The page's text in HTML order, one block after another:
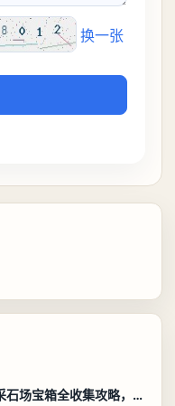
换一张
明日方舟终末地阿伯莉采石场宝箱全收集攻略，全点位分布图与路线